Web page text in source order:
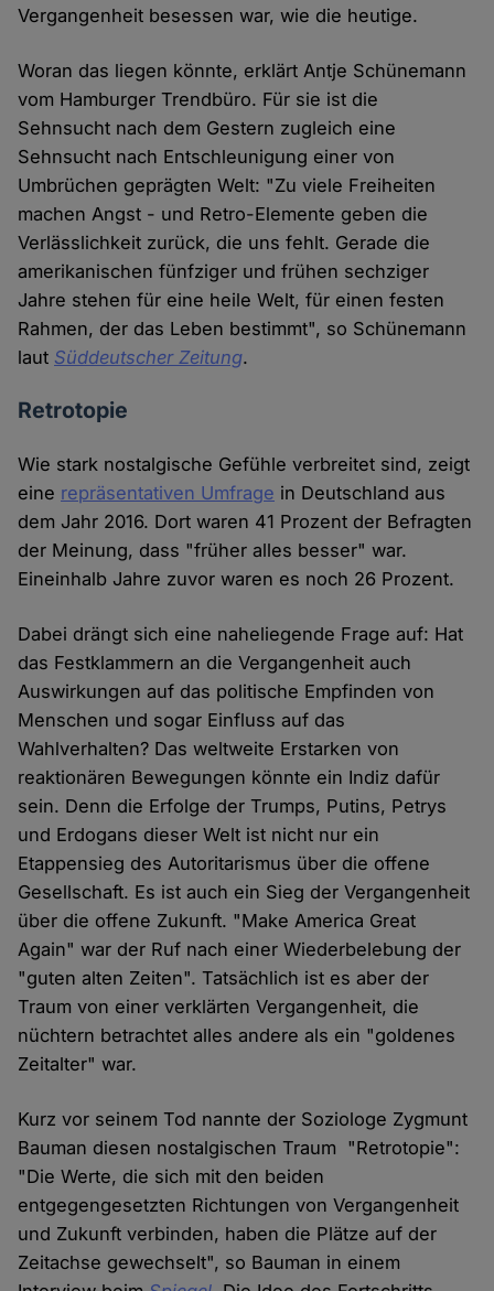
Vergangenheit besessen war, wie die heutige.
Woran das liegen könnte, erklärt Antje Schünemann
vom Hamburger Trendbüro. Für sie ist die
Sehnsucht nach dem Gestern zugleich eine
Sehnsucht nach Entschleunigung einer von
Umbrüchen geprägten Welt: "Zu viele Freiheiten
machen Angst - und Retro-Elemente geben die
Verlässlichkeit zurück, die uns fehlt. Gerade die
amerikanischen fünfziger und frühen sechziger
Jahre stehen für eine heile Welt, für einen festen
Rahmen, der das Leben bestimmt", so Schünemann
laut Süddeutscher Zeitung.
Retrotopie
Wie stark nostalgische Gefühle verbreitet sind, zeigt
eine repräsentativen Umfrage in Deutschland aus
dem Jahr 2016. Dort waren 41 Prozent der Befragten
der Meinung, dass "früher alles besser" war.
Eineinhalb Jahre zuvor waren es noch 26 Prozent.
Dabei drängt sich eine naheliegende Frage auf: Hat
das Festklammern an die Vergangenheit auch
Auswirkungen auf das politische Empfinden von
Menschen und sogar Einfluss auf das
Wahlverhalten? Das weltweite Erstarken von
reaktionären Bewegungen könnte ein Indiz dafür
sein. Denn die Erfolge der Trumps, Putins, Petrys
und Erdogans dieser Welt ist nicht nur ein
Etappensieg des Autoritarismus über die offene
Gesellschaft. Es ist auch ein Sieg der Vergangenheit
über die offene Zukunft. "Make America Great
Again" war der Ruf nach einer Wiederbelebung der
"guten alten Zeiten". Tatsächlich ist es aber der
Traum von einer verklärten Vergangenheit, die
nüchtern betrachtet alles andere als ein "goldenes
Zeitalter" war.
Kurz vor seinem Tod nannte der Soziologe Zygmunt
Bauman diesen nostalgischen Traum "Retrotopie":
"Die Werte, die sich mit den beiden
entgegengesetzten Richtungen von Vergangenheit
und Zukunft verbinden, haben die Plätze auf der
Zeitachse gewechselt", so Bauman in einem